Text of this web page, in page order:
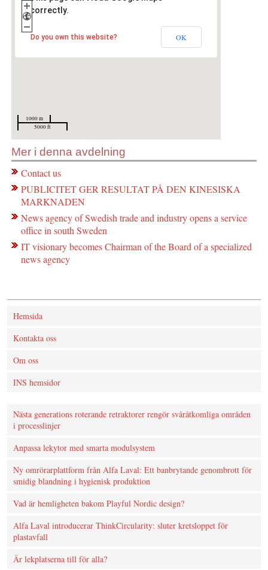
1000 m
5000 ft
correctly.
Do you own this website? OK
Mer i denna avdelning
Contact us
PUBLICITET GER RESULTAT PÅ DEN KINESISKA
MARKNADEN
News agency of Swedish trade and industry opens a service
office in south Sweden
IT visionary becomes Chairman of the Board of a specialized
news agency
Hemsida
Kontakta oss
Om oss
INS hemsidor
Nästa generations roterande retraktorer rengör svåråtkomliga områden
i processlinjer
Anpassa lekytor med smarta modulsystem
Ny omrörarplattform från Alfa Laval: Ett banbrytande genombrott för
smidig blandning i hygienisk produktion
Vad är hemligheten bakom Playful Nordic design?
Alfa Laval introducerar ThinkCircularity: sluter kretsloppet för
plastavfall
Är lekplatserna till för alla?